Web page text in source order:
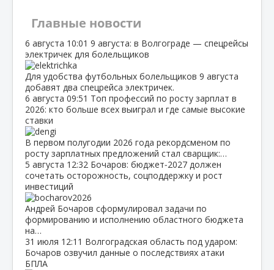
Главные новости
6 августа 10:01 9 августа: в Волгограде — спецрейсы
электричек для болельщиков
Для удобства футбольных болельщиков 9 августа
добавят два спецрейса электричек.
6 августа 09:51 Топ профессий по росту зарплат в
2026: кто больше всех выиграл и где самые высокие
ставки
В первом полугодии 2026 года рекордсменом по
росту зарплатных предложений стал сварщик:…
5 августа 12:32 Бочаров: бюджет‑2027 должен
сочетать осторожность, соцподдержку и рост
инвестиций
Андрей Бочаров сформулировал задачи по
формированию и исполнению областного бюджета
на…
31 июля 12:11 Волгоградская область под ударом:
Бочаров озвучил данные о последствиях атаки
БПЛА